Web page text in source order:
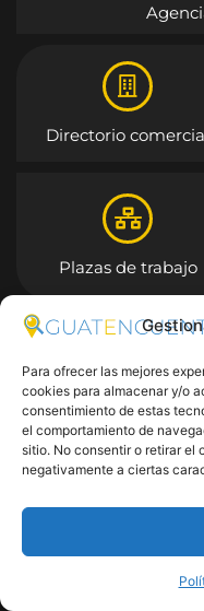
Para ofrecer las mejores
cookies para almacenar y/o
consentimiento de estas
el comportamiento de
sitio. No consentir o retirar el
negativamente a ciertas
Directorio
Plazas de trabajo